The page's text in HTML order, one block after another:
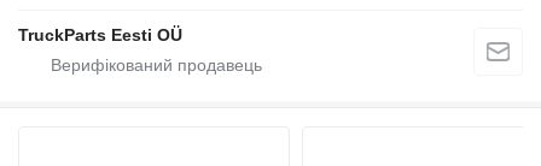
TruckParts Eesti OÜ